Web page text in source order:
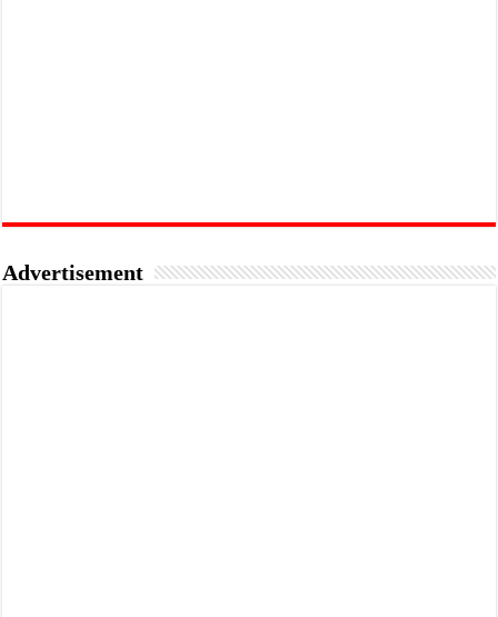
Advertisement